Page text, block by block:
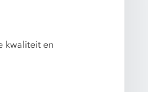
kwaliteit en